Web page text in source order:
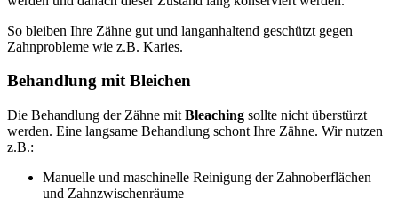
So bleiben Ihre Zähne gut und langanhaltend geschützt gegen
Zahnprobleme wie z.B. Karies.
Behandlung mit Bleichen
Die Behandlung der Zähne mit Bleaching sollte nicht überstürzt
werden. Eine langsame Behandlung schont Ihre Zähne. Wir nutzen
z.B.:
Manuelle und maschinelle Reinigung der Zahnoberflächen
und Zahnzwischenräume